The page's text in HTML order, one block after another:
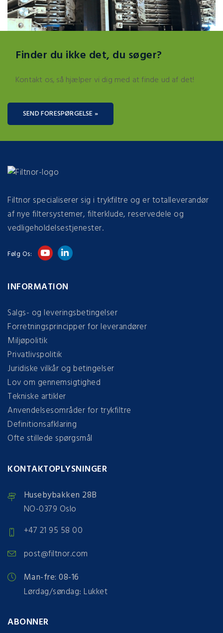
Finder du ikke det, du søger?
Kontakt os, så hjælper vi dig med at finde ud af det!
SEND FORESPØRGELSE »
Filtnor specialiserer sig i trykfiltre og er totalleverandør
af nye filtersystemer, filterklude, reservedele og
vedligeholdelsestjenester.
Følg Os:
INFORMATION
Salgs- og leveringsbetingelser
Forretningsprincipper for leverandører
Miljøpolitik
Privatlivspolitik
Juridiske vilkår og betingelser
Lov om gennemsigtighed
Tekniske artikler
Anvendelsesområder for trykfiltre
Definitionsafklaring
Ofte stillede spørgsmål
KONTAKTOPLYSNINGER
Husebybakken 28B
NO-0379 Oslo
+47 21 95 58 00
post@filtnor.com
Man-fre: 08-16
Lørdag/søndag: Lukket
ABONNER